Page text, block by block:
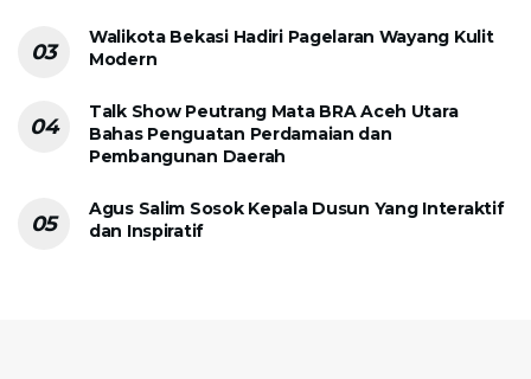
Walikota Bekasi Hadiri Pagelaran Wayang Kulit
Modern
Talk Show Peutrang Mata BRA Aceh Utara
Bahas Penguatan Perdamaian dan
Pembangunan Daerah
Agus Salim Sosok Kepala Dusun Yang Interaktif
dan Inspiratif